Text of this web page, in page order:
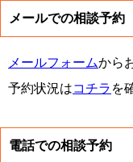
メールでの相談予約
メールフォームから
予約状況はコチラ を
電話での相談予約